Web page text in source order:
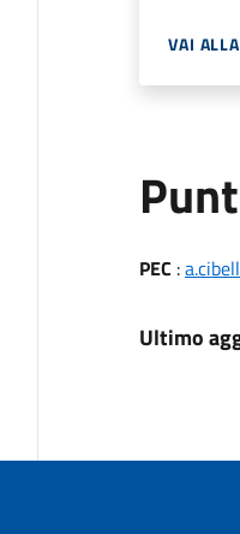
VAI
PEC :
Ultimo